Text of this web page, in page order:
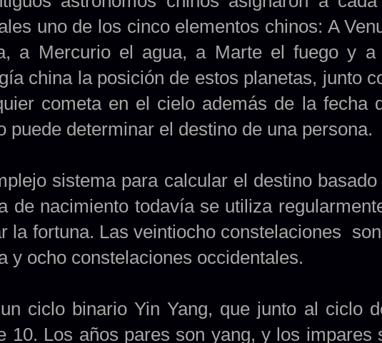
uno de los cinco elementos chinos: A
a Mercurio el agua, a Marte el fuego y
china la posición de estos planetas, junto
cometa en el cielo además de la fecha
puede determinar el destino de una persona.
sistema para calcular el destino
de nacimiento todavía se utiliza
la fortuna. Las veintiocho constelaciones
y ocho constelaciones occidentales.
ciclo binario Yin Yang, que junto al ciclo
10. Los años pares son yang, y los impares